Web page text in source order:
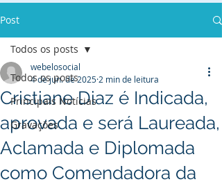
Post
Todos os posts
Principais Notícias
Gravações
Todos os posts
Cristiane Diaz é Indicada,
aprovada e será Laureada,
Aclamada e Diplomada
como Comendadora da
webelosocial
4 de jun. de 2025 2 min de leitura